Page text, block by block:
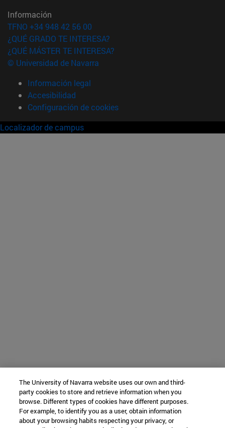
Información
TFNO +34 948 42 56 00
¿QUÉ GRADO TE INTERESA?
¿QUÉ MÁSTER TE INTERESA?
© Universidad de Navarra
Información legal
Accesibilidad
Configuración de cookies
Localizador de campus
The University of Navarra website uses our own and third-
party cookies to store and retrieve information when you
browse. Different types of cookies have different purposes.
For example, to identify you as a user, obtain information
about your browsing habits respecting your privacy, or